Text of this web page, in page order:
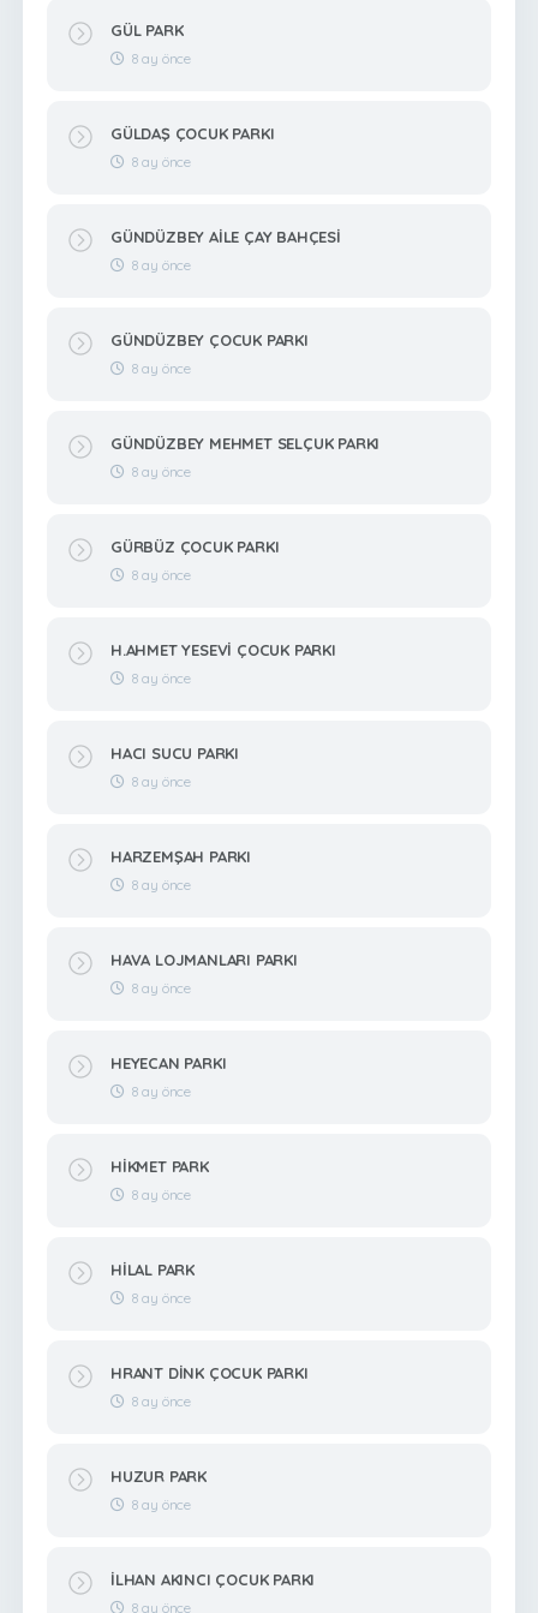
GÜL PARK
8 ay önce
GÜLDAŞ ÇOCUK PARKI
8 ay önce
GÜNDÜZBEY AİLE ÇAY BAHÇESİ
8 ay önce
GÜNDÜZBEY ÇOCUK PARKI
8 ay önce
GÜNDÜZBEY MEHMET SELÇUK PARKI
8 ay önce
GÜRBÜZ ÇOCUK PARKI
8 ay önce
H.AHMET YESEVİ ÇOCUK PARKI
8 ay önce
HACI SUCU PARKI
8 ay önce
HARZEMŞAH PARKI
8 ay önce
HAVA LOJMANLARI PARKI
8 ay önce
HEYECAN PARKI
8 ay önce
HİKMET PARK
8 ay önce
HİLAL PARK
8 ay önce
HRANT DİNK ÇOCUK PARKI
8 ay önce
HUZUR PARK
8 ay önce
İLHAN AKINCI ÇOCUK PARKI
8 ay önce